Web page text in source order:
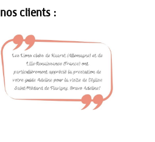
clients :